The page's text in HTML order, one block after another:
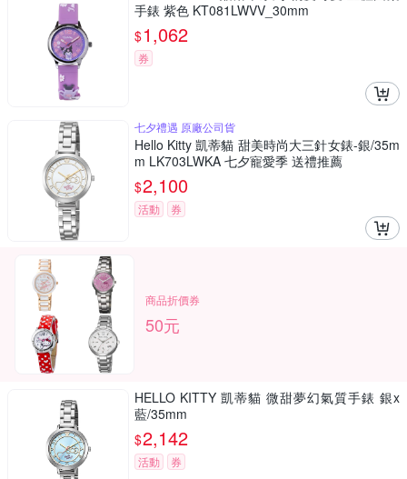
手錶 紫色 KT081LWVV_30mm
$1,062
券
七夕禮遇 原廠公司貨
Hello Kitty 凱蒂貓 甜美時尚大三針女錶-銀/35m
m LK703LWKA 七夕寵愛季 送禮推薦
$2,100
活動 券
商品折價券
50元
HELLO KITTY 凱蒂貓 微甜夢幻氣質手錶 銀x
藍/35mm
$2,142
活動 券